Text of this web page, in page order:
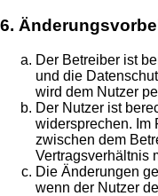
6.
Der Betreiber ist
und die
wird dem Nutzer
Der Nutzer ist
widersprechen. Im
zwischen dem
Vertragsverhältnis
Die Änderungen
wenn der Nutzer